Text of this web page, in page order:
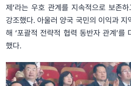
제’라는 우호 관계를 지속적으로 보존
강조했다. 아울러 양국 국민의 이익과 지
해 ‘포괄적 전략적 협력 동반자 관계’를
했다.